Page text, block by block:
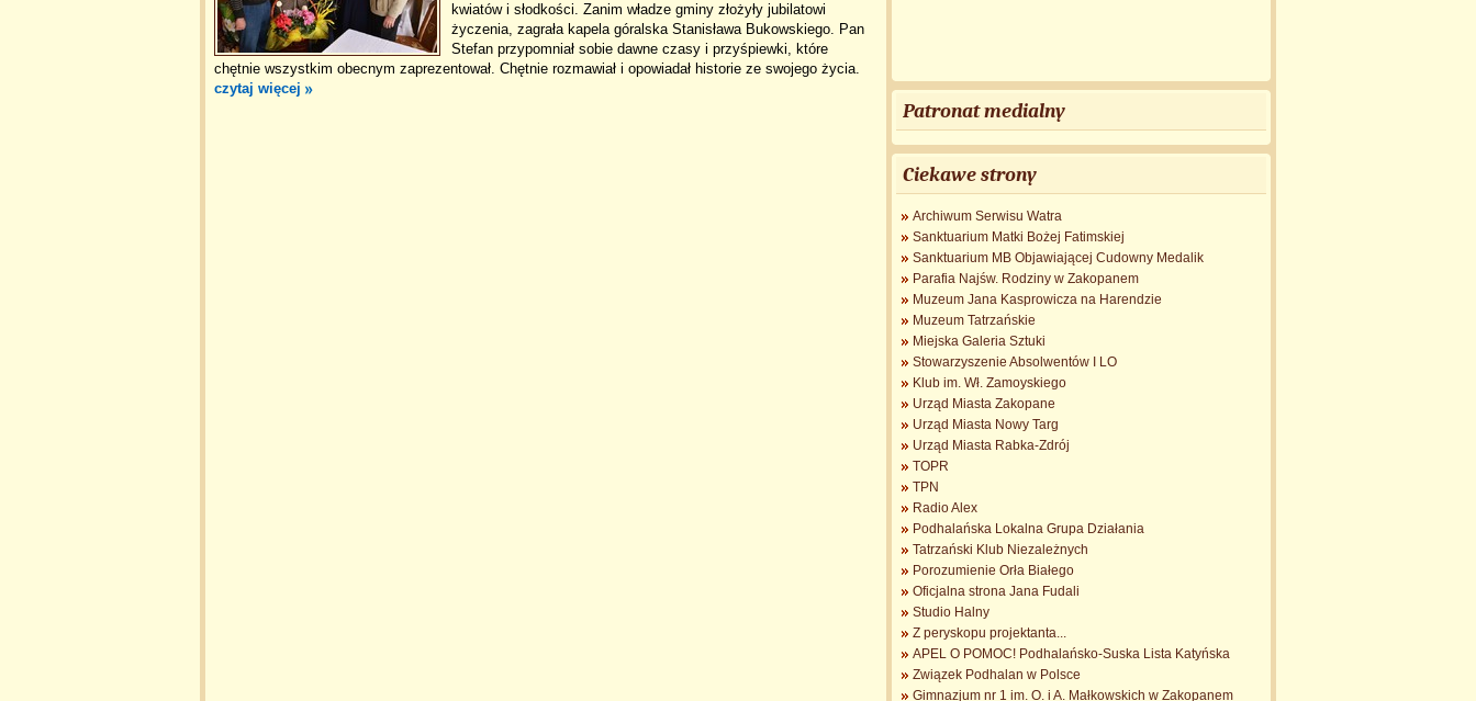
kwiatów i słodkości. Zanim władze gminy złożyły jubilatowi
życzenia, zagrała kapela góralska Stanisława Bukowskiego. Pan
Stefan przypomniał sobie dawne czasy i przyśpiewki, które
chętnie wszystkim obecnym zaprezentował. Chętnie rozmawiał i opowiadał historie ze swojego życia.
czytaj więcej
Patronat medialny
Ciekawe strony
Archiwum Serwisu Watra
Sanktuarium Matki Bożej Fatimskiej
Sanktuarium MB Objawiającej Cudowny Medalik
Parafia Najśw. Rodziny w Zakopanem
Muzeum Jana Kasprowicza na Harendzie
Muzeum Tatrzańskie
Miejska Galeria Sztuki
Stowarzyszenie Absolwentów I LO
Klub im. Wł. Zamoyskiego
Urząd Miasta Zakopane
Urząd Miasta Nowy Targ
Urząd Miasta Rabka-Zdrój
TOPR
TPN
Radio Alex
Podhalańska Lokalna Grupa Działania
Tatrzański Klub Niezależnych
Porozumienie Orła Białego
Oficjalna strona Jana Fudali
Studio Halny
Z peryskopu projektanta...
APEL O POMOC! Podhalańsko-Suska Lista Katyńska
Związek Podhalan w Polsce
Gimnazjum nr 1 im. O. i A. Małkowskich w Zakopanem